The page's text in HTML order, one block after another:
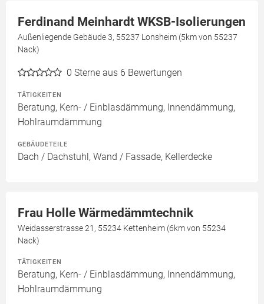
Ferdinand Meinhardt WKSB-Isolierungen
Außenliegende Gebäude 3, 55237 Lonsheim (5km von 55237
Nack)
0 Sterne aus 6 Bewertungen
TÄTIGKEITEN
Beratung, Kern- / Einblasdämmung, Innendämmung,
Hohlraumdämmung
GEBÄUDETEILE
Dach / Dachstuhl, Wand / Fassade, Kellerdecke
Frau Holle Wärmedämmtechnik
Weidasserstrasse 21, 55234 Kettenheim (6km von 55234
Nack)
TÄTIGKEITEN
Beratung, Kern- / Einblasdämmung, Innendämmung,
Hohlraumdämmung